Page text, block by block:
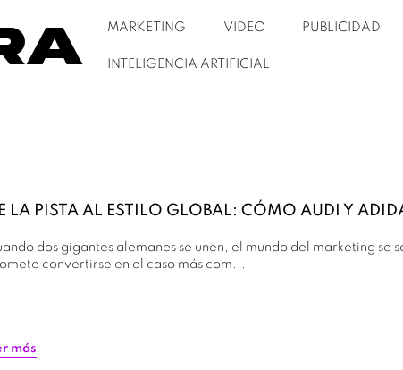
MARKETING VIDEO PUBLICIDAD
INTELIGENCIA ARTIFICIAL
LA PISTA AL ESTILO GLOBAL: CÓMO AUDI Y
dos gigantes alemanes se unen, el mundo del marketing se
convertirse en el caso más com...
más